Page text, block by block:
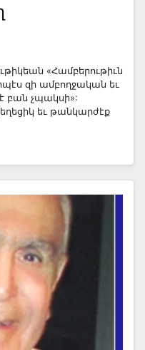
«Համբերութիւն
զի ամբողջական եւ
բան չպակսի»:
եւ թանկարժէք